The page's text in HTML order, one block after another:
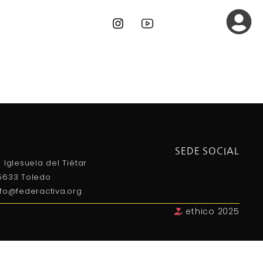
SEDE SOCIAL
Iglesuela del Tiétar
Toledo
ethico 2025